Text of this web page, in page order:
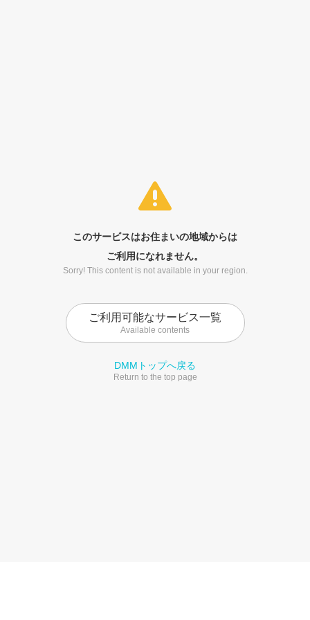
このサービスはお住まいの地域からは
ご利用になれません。
Sorry! This content is not available in your region.
ご利用可能なサービス一覧
Available contents
DMMトップへ戻る
Return to the top page